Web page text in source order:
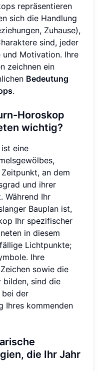
repräsentieren
sich die Handlung
Zuhause),
sind, jeder
und Motivation. Ihre
zeichnen ein
Bedeutung
.
Horoskop
wichtig?
eine
an dem
und ihrer
Während Ihr
Bauplan ist,
Ihr spezifischer
in diesem
Lichtpunkte;
Ihre
sowie die
bilden, sind die
bei der
Ihres kommenden
die Ihr Jahr